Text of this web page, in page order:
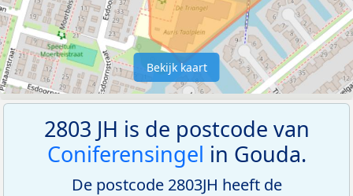
Bekijk kaart
2803 JH is de postcode van
Coniferensingel in Gouda.
De postcode 2803JH heeft de